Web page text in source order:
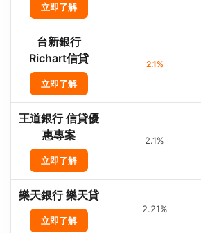
立即了解
台新銀行
Richart信貸
立即了解
2.1%
王道銀行 信貸優
惠專案
立即了解
2.1%
樂天銀行 樂天貸
立即了解
2.21%